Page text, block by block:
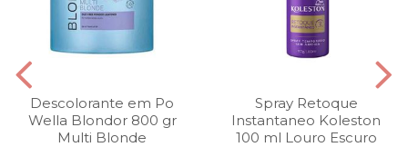
Descolorante em Po
Wella Blondor 800 gr
Multi Blonde
Spray Retoque
Instantaneo Koleston
100 ml Louro Escuro